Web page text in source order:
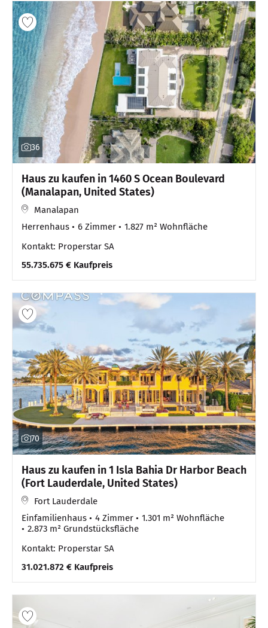
36
Haus zu kaufen in 1460 S Ocean Boulevard
(Manalapan, United States)
Manalapan
Herrenhaus
6 Zimmer
1.827 m² Wohnfläche
Kontakt: Properstar SA
55.735.675 € Kaufpreis
70
Haus zu kaufen in 1 Isla Bahia Dr Harbor Beach
(Fort Lauderdale, United States)
Fort Lauderdale
Einfamilienhaus
4 Zimmer
1.301 m² Wohnfläche
2.873 m² Grundstücksfläche
Kontakt: Properstar SA
31.021.872 € Kaufpreis